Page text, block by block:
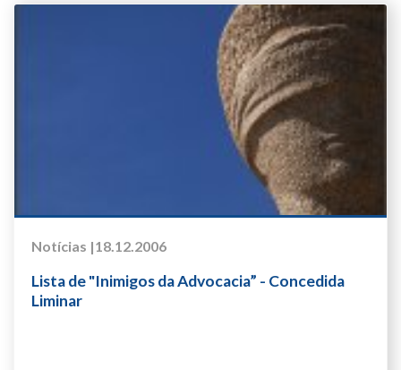
Notícias |18.12.2006
Lista de "Inimigos da Advocacia” - Concedida
Liminar